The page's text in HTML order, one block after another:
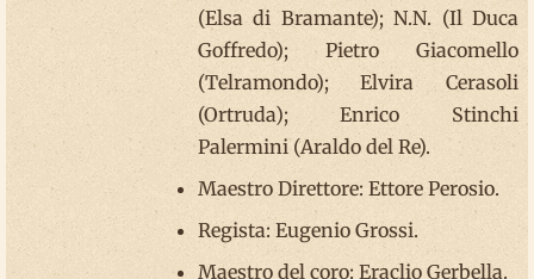
(Elsa di Bramante); N.N. (Il Duca
Goffredo); Pietro Giacomello
(Telramondo); Elvira Cerasoli
(Ortruda); Enrico Stinchi
Palermini (Araldo del Re).
Maestro Direttore: Ettore Perosio.
Regista: Eugenio Grossi.
Maestro del coro: Eraclio Gerbella.